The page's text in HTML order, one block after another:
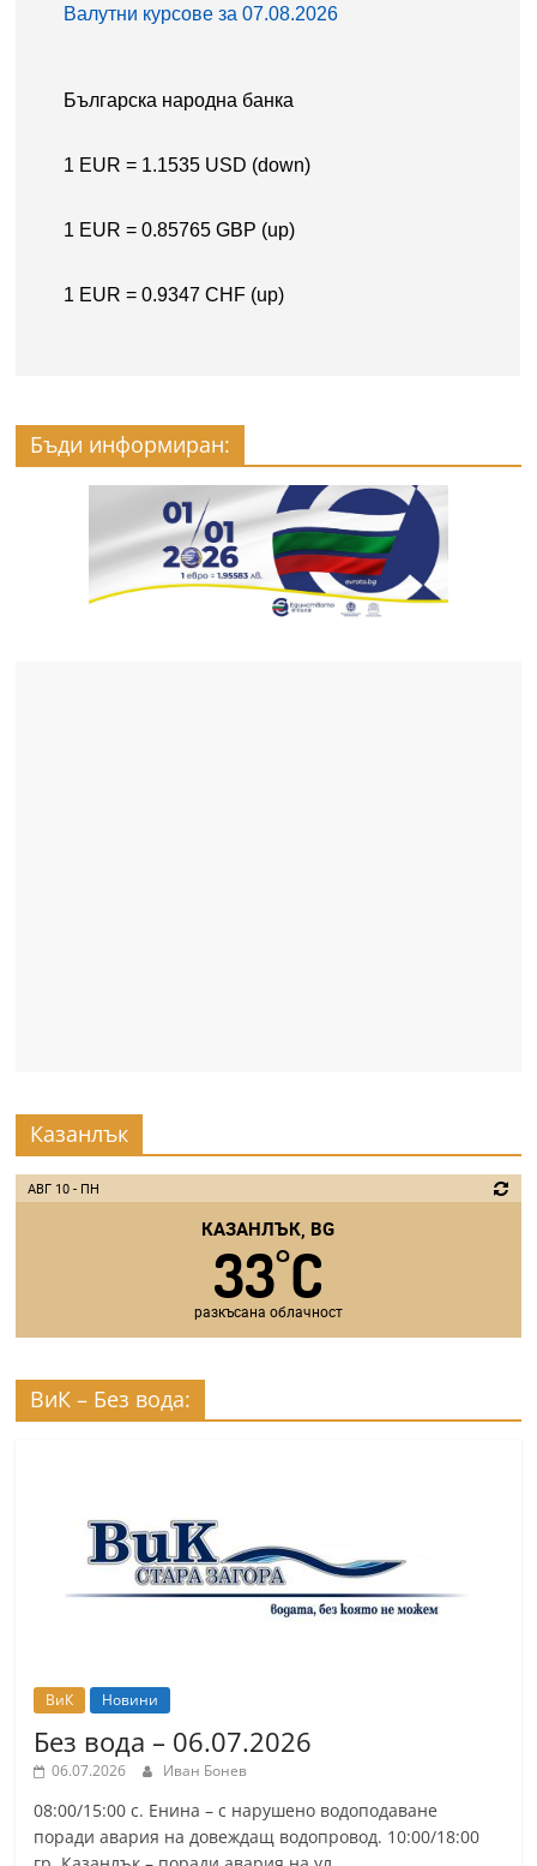
Бъди информиран:
Казанлък
АВГ 10 - ПН
КАЗАНЛЪК, BG
33°C
разкъсана облачност
ВиК – Без вода:
ВиК Новини
Без вода – 06.07.2026
06.07.2026 Иван Бонев
08:00/15:00 с. Енина – с нарушено водоподаване
поради авария на довеждащ водопровод. 10:00/18:00